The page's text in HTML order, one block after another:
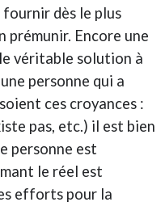
dès le plus
prémunir. Encore une
véritable solution à
personne qui a
ces croyances :
pas, etc.) il est bien
personne est
le réel est
efforts pour la